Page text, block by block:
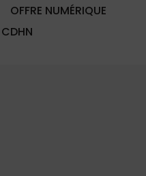
OFFRE NUMÉRIQUE